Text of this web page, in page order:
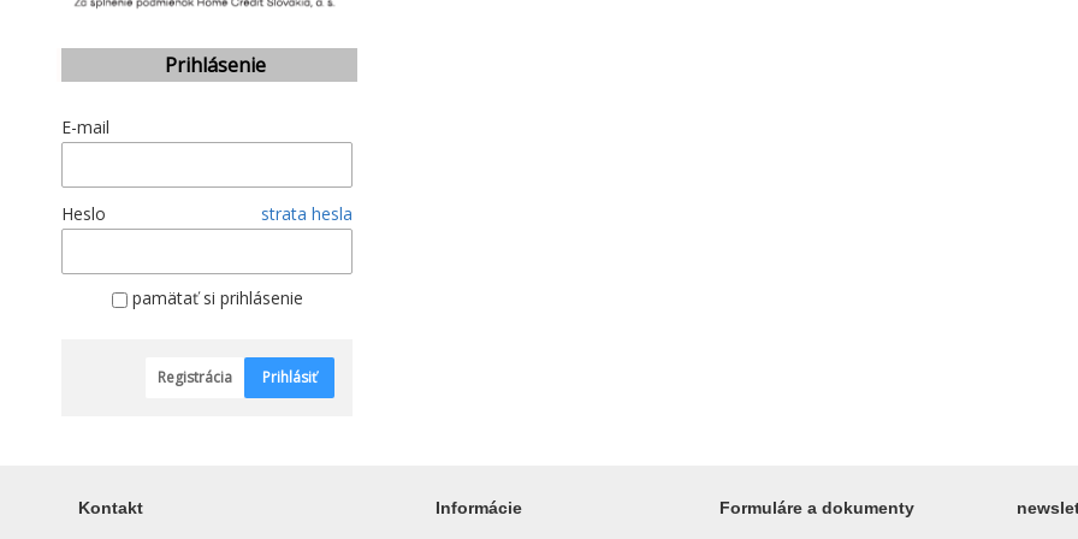
Prihlásenie
E-mail
Heslo strata hesla
pamätať si prihlásenie
Registrácia Prihlásiť
Kontakt Informácie Formuláre a dokumenty